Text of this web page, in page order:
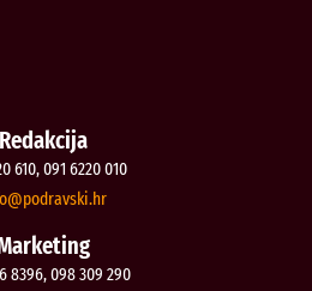
Redakcija
610, 091 6220 010
rh.iksvardop
8396, 098 309 290